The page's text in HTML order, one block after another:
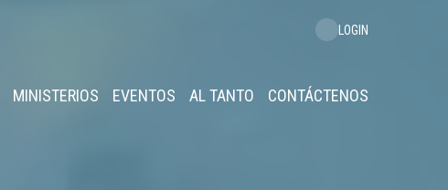
MINISTERIOS EVENTOS AL TANTO CONTÁCTENOS
LOGIN